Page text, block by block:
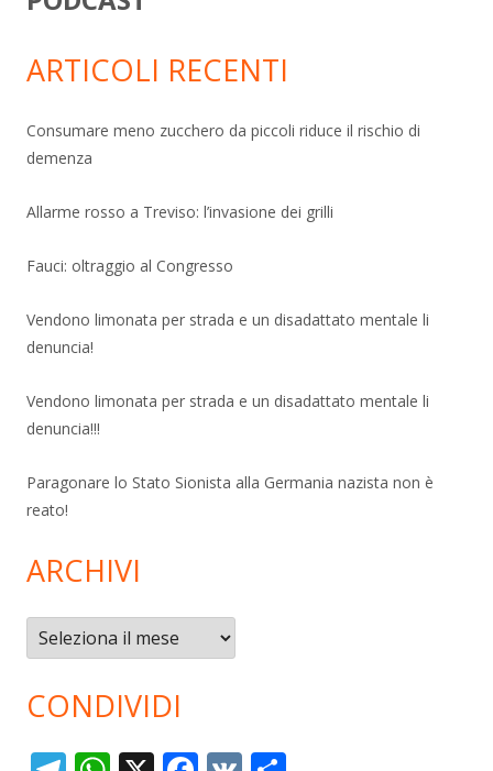
ARTICOLI RECENTI
Consumare meno zucchero da piccoli riduce il rischio di
demenza
Allarme rosso a Treviso: l’invasione dei grilli
Fauci: oltraggio al Congresso
Vendono limonata per strada e un disadattato mentale li
denuncia!
Vendono limonata per strada e un disadattato mentale li
denuncia!!!
Paragonare lo Stato Sionista alla Germania nazista non è
reato!
ARCHIVI
Archivi
CONDIVIDI